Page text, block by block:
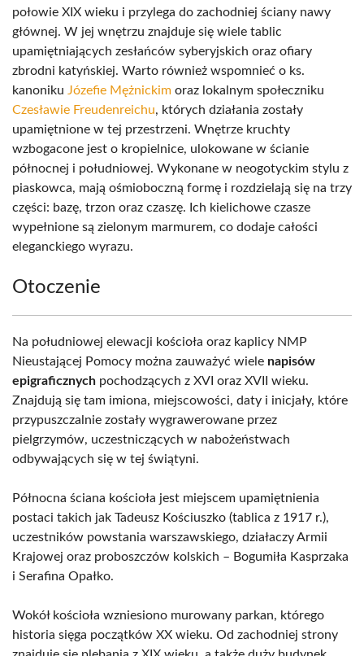
połowie XIX wieku i przylega do zachodniej ściany nawy
głównej. W jej wnętrzu znajduje się wiele tablic
upamiętniających zesłańców syberyjskich oraz ofiary
zbrodni katyńskiej. Warto również wspomnieć o ks.
kanoniku Józefie Mężnickim oraz lokalnym społeczniku
Czesławie Freudenreichu, których działania zostały
upamiętnione w tej przestrzeni. Wnętrze kruchty
wzbogacone jest o kropielnice, ulokowane w ścianie
północnej i południowej. Wykonane w neogotyckim stylu z
piaskowca, mają ośmioboczną formę i rozdzielają się na trzy
części: bazę, trzon oraz czaszę. Ich kielichowe czasze
wypełnione są zielonym marmurem, co dodaje całości
eleganckiego wyrazu.
Otoczenie
Na południowej elewacji kościoła oraz kaplicy NMP
Nieustającej Pomocy można zauważyć wiele napisów
epigraficznych pochodzących z XVI oraz XVII wieku.
Znajdują się tam imiona, miejscowości, daty i inicjały, które
przypuszczalnie zostały wygrawerowane przez
pielgrzymów, uczestniczących w nabożeństwach
odbywających się w tej świątyni.
Północna ściana kościoła jest miejscem upamiętnienia
postaci takich jak Tadeusz Kościuszko (tablica z 1917 r.),
uczestników powstania warszawskiego, działaczy Armii
Krajowej oraz proboszczów kolskich – Bogumiła Kasprzaka
i Serafina Opałko.
Wokół kościoła wzniesiono murowany parkan, którego
historia sięga początków XX wieku. Od zachodniej strony